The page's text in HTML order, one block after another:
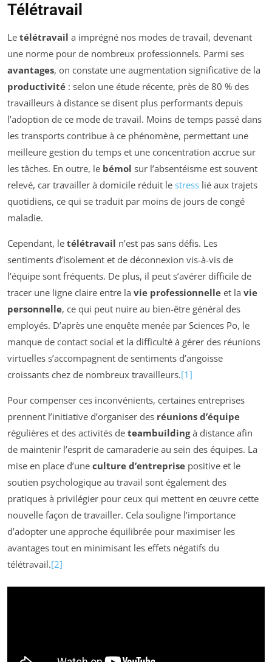
Télétravail
Le télétravail a imprégné nos modes de travail, devenant
une norme pour de nombreux professionnels. Parmi ses
avantages, on constate une augmentation significative de la
productivité : selon une étude récente, près de 80 % des
travailleurs à distance se disent plus performants depuis
l’adoption de ce mode de travail. Moins de temps passé dans
les transports contribue à ce phénomène, permettant une
meilleure gestion du temps et une concentration accrue sur
les tâches. En outre, le bémol sur l’absentéisme est souvent
relevé, car travailler à domicile réduit le stress lié aux trajets
quotidiens, ce qui se traduit par moins de jours de congé
maladie.
Cependant, le télétravail n’est pas sans défis. Les
sentiments d’isolement et de déconnexion vis-à-vis de
l’équipe sont fréquents. De plus, il peut s’avérer difficile de
tracer une ligne claire entre la vie professionnelle et la vie
personnelle, ce qui peut nuire au bien-être général des
employés. D’après une enquête menée par Sciences Po, le
manque de contact social et la difficulté à gérer des réunions
virtuelles s’accompagnent de sentiments d’angoisse
croissants chez de nombreux travailleurs.[1]
Pour compenser ces inconvénients, certaines entreprises
prennent l’initiative d’organiser des réunions d’équipe
régulières et des activités de teambuildingà distance afin
de maintenir l’esprit de camaraderie au sein des équipes. La
mise en place d’une culture d’entreprise positive et le
soutien psychologique au travail sont également des
pratiques à privilégier pour ceux qui mettent en œuvre cette
nouvelle façon de travailler. Cela souligne l’importance
d’adopter une approche équilibrée pour maximiser les
avantages tout en minimisant les effets négatifs du
télétravail.[2]